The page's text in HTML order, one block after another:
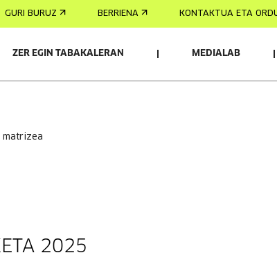
GURI BURUZ BERRIENA KONTAKTUA ETA
ZER EGIN TABAKALERAN MEDIALAB
matrizea
2025